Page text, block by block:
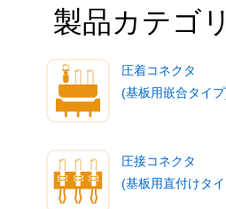
製品カテゴ
圧着コネクタ
(基板用嵌合タイ
圧接コネクタ
(基板用直付けタ